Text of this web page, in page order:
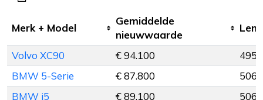
Merk + Model
Gemiddelde
nieuwwaarde
Volvo XC90 € 94.100
495
BMW 5-Serie
€ 87.800
506
BMW i5
€ 89.100
506